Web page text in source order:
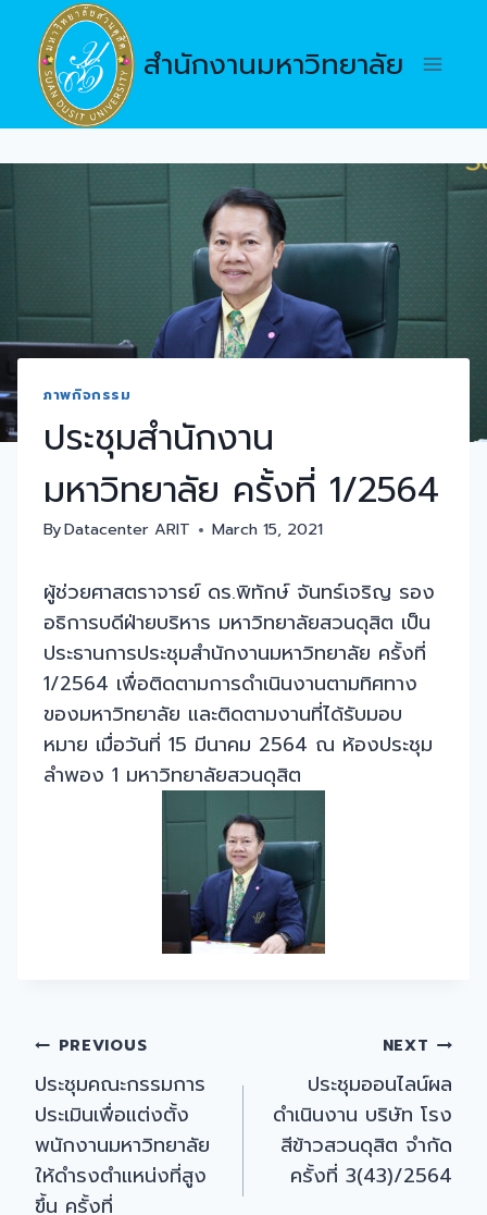
content
สำนักงานมหาวิทยาลัย
ภาพกิจกรรม
ประชุมสำนักงาน
มหาวิทยาลัย ครั้งที่ 1/2564
ByDatacenter ARIT March 15, 2021
ผู้ช่วยศาสตราจารย์ ดร.พิทักษ์ จันทร์เจริญ รอง
อธิการบดีฝ่ายบริหาร มหาวิทยาลัยสวนดุสิต เป็น
ประธานการประชุมสำนักงานมหาวิทยาลัย ครั้งที่
1/2564 เพื่อติดตามการดำเนินงานตามทิศทาง
ของมหาวิทยาลัย และติดตามงานที่ได้รับมอบ
หมาย เมื่อวันที่ 15 มีนาคม 2564 ณ ห้องประชุม
ลำพอง 1 มหาวิทยาลัยสวนดุสิต
Post
navigation
PREVIOUS
ประชุมคณะกรรมการ
ประเมินเพื่อแต่งตั้ง
พนักงานมหาวิทยาลัย
ให้ดำรงตำแหน่งที่สูง
ขึ้น ครั้งที่
NEXT
ประชุมออนไลน์ผล
ดำเนินงาน บริษัท โรง
สีข้าวสวนดุสิต จำกัด
ครั้งที่ 3(43)/2564